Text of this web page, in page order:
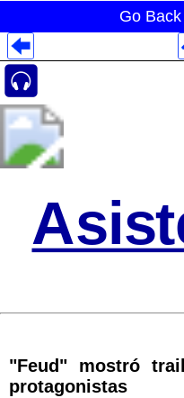
Go
"Feud" mostró
protagonistas
Despliegues
Despliegues Totales
Despliegues por